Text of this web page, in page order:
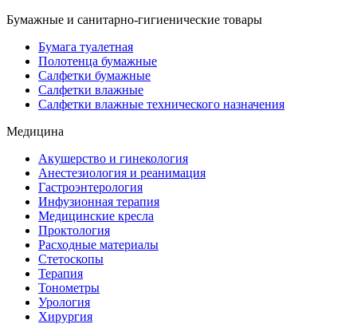
Бумажные и санитарно-гигиенические товары
Бумага туалетная
Полотенца бумажные
Салфетки бумажные
Салфетки влажные
Салфетки влажные технического назначения
Медицина
Акушерство и гинекология
Анестезиология и реанимация
Гастроэнтерология
Инфузионная терапия
Медицинские кресла
Проктология
Расходные материалы
Стетоскопы
Терапия
Тонометры
Урология
Хирургия